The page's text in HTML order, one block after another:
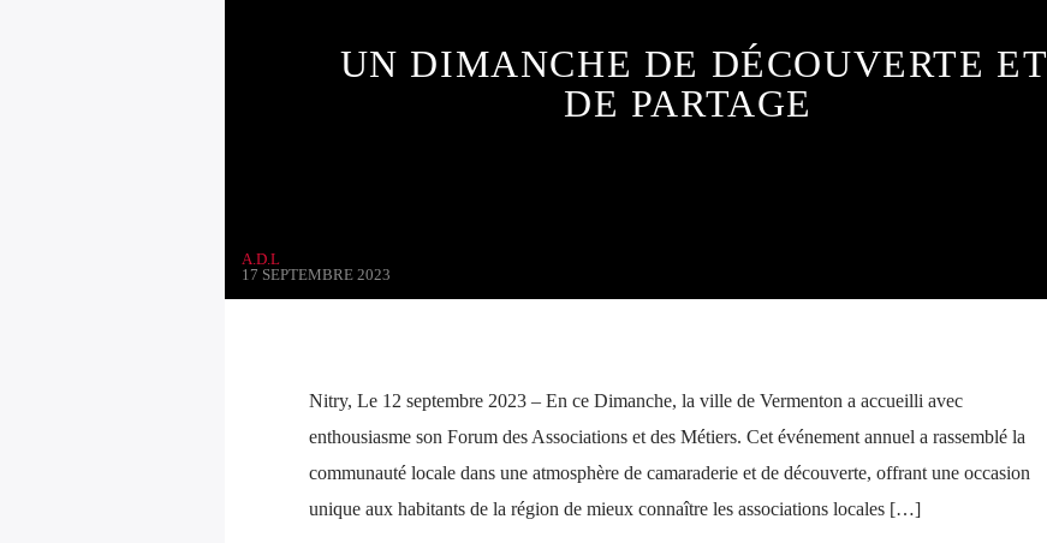
UN DIMANCHE DE DÉCOUVERTE ET
DE PARTAGE
A.D.L
17 SEPTEMBRE 2023
Nitry, Le 12 septembre 2023 – En ce Dimanche, la ville de Vermenton a accueilli avec
enthousiasme son Forum des Associations et des Métiers. Cet événement annuel a rassemblé la
communauté locale dans une atmosphère de camaraderie et de découverte, offrant une occasion
unique aux habitants de la région de mieux connaître les associations locales […]